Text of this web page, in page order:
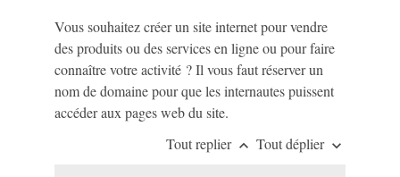
Vous souhaitez créer un site internet pour vendre
des produits ou des services en ligne ou pour faire
connaître votre activité ? Il vous faut réserver un
nom de domaine pour que les internautes puissent
accéder aux pages web du site.
Tout replier keyboard_arrow_up Tout déplier keyboard_arrow_down